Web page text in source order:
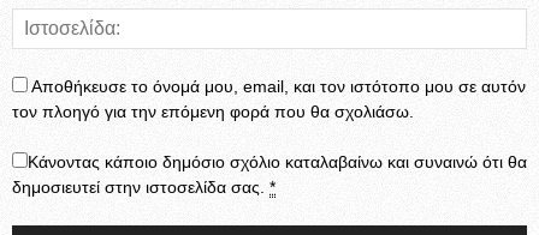
Αποθήκευσε το όνομά μου, email, και τον ιστότοπο μου σε αυτόν
τον πλοηγό για την επόμενη φορά που θα σχολιάσω.
Κάνοντας κάποιο δημόσιο σχόλιο καταλαβαίνω και συναινώ ότι θα
δημοσιευτεί στην ιστοσελίδα σας. *